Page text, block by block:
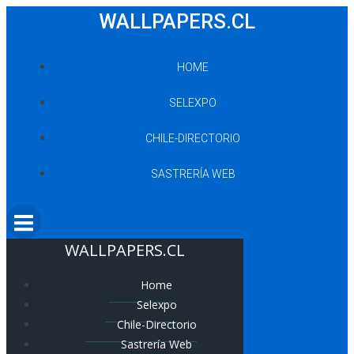
WALLPAPERS.CL
HOME
SELEXPO
CHILE-DIRECTORIO
SASTRERÍA WEB
WALLPAPERS.CL
Home
Selexpo
Chile-Directorio
Sastrería Web